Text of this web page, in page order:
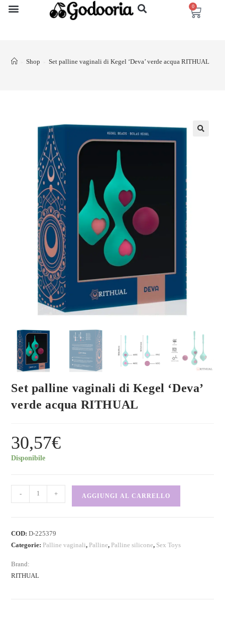
0
> Shop > Set palline vaginali di Kegel ‘Deva’ verde acqua RITHUAL
Set palline vaginali di Kegel ‘Deva’
verde acqua RITHUAL
30,57€
Disponibile
- + AGGIUNGI AL CARRELLO
COD:D-225379
Categorie: Palline vaginali, Palline, Palline silicone, Sex Toys
Brand:
RITHUAL